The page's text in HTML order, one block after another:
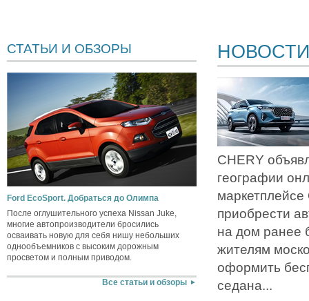
СТАТЬИ И ОБЗОРЫ
Ford EcoSport. Добраться до Олимпа
После оглушительного успеха Nissan Juke,
многие автопроизводители бросились
осваивать новую для себя нишу небольших
однообъемников с высоким дорожным
просветом и полным приводом.
Все статьи и обзоры
НОВОСТИ
CHERY
географии
приобрести
на дом ранее
жителям
оформить
седана...